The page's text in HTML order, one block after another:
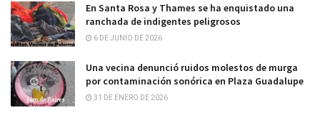
En Santa Rosa y Thames se ha enquistado una
ranchada de indigentes peligrosos
6 DE JUNIO DE 2026
Una vecina denunció ruidos molestos de murga
por contaminación sonórica en Plaza Guadalupe
31 DE ENERO DE 2026